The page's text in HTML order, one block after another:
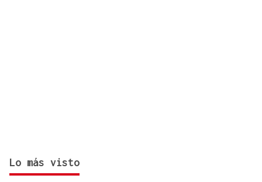
Lo más visto